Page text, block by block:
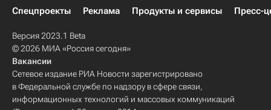
Спецпроекты
Реклама Продукты и сервисы Пресс-
Версия 2023.1 Beta
© 2026 МИА «Россия сегодня»
Вакансии
Сетевое издание РИА Новости зарегистрировано
в Федеральной службе по надзору в сфере связи,
информационных технологий и массовых коммуникаций